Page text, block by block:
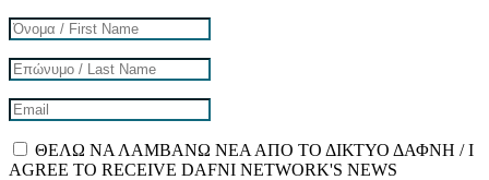
ΘΕΛΩ ΝΑ ΛΑΜΒΑΝΩ ΝΕΑ ΑΠΟ ΤΟ ΔΙΚΤΥΟ ΔΑΦΝΗ / I
AGREE TO RECEIVE DAFNI NETWORK'S NEWS